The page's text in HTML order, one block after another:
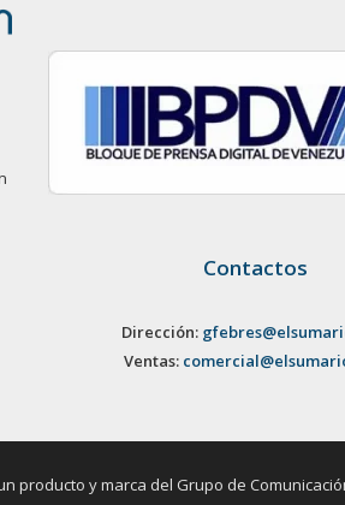
Contactos
Dirección:
Ventas:
y marca del Grupo de Comunicación